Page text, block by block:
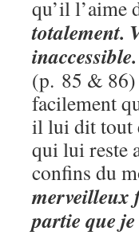
qu’il l’aime
totalement.
(p. 85 & 86)
facilement
il lui dit tout
qui lui reste
confins du
merveilleux
partie que